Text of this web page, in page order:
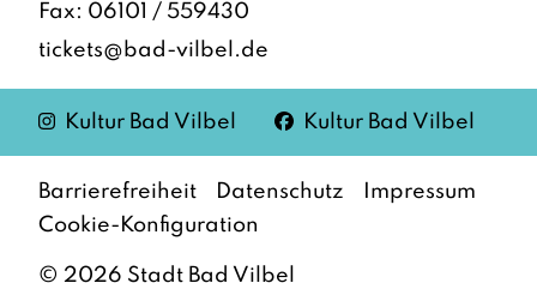
Fax: 06101 / 559430
tickets@bad-vilbel.de
Instagram
Kultur Bad Vilbel Facebook
Kultur Bad Vilbel
© 2026 Stadt Bad Vilbel
Barrierefreiheit Datenschutz
Impressum
Cookie-Konfiguration